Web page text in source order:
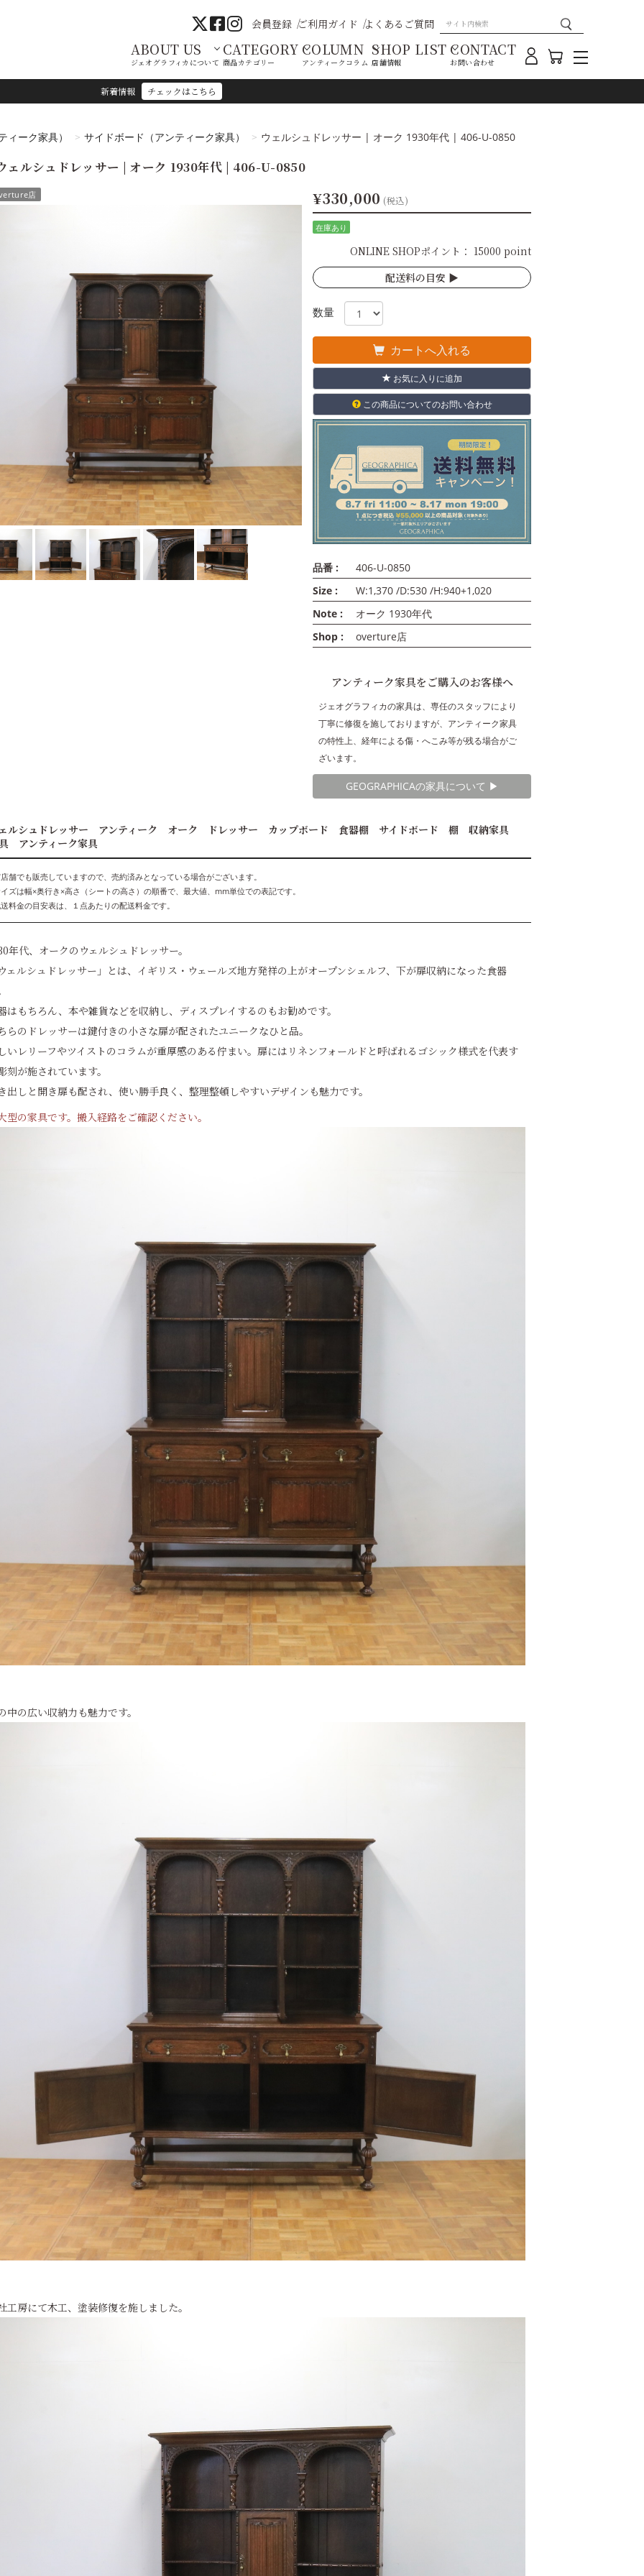
新着情報 チェックはこちら
会員登録 ご利用ガイド よくあるご質問
ABOUT US
ジェオグラフィカについて
CATEGORY
商品カテゴリー
COLUMN
アンティークコラム
SHOP LIST
店舗情報
CONTACT
お問い合わせ
ーク家具） サイドボード（アンティーク家具） ウェルシュドレッサー | オーク 1930年代 | 406-U-0850
ェルシュドレッサー | オーク 1930年代 | 406-U-0850
店 ¥330,000 (税込)
在庫あり
ONLINE SHOPポイント： 15000 point
配送料の目安 ▶︎
数量
カートへ入れる
お気に入りに追加
この商品についてのお問い合わせ
品番 :
406-U-0850
Size :
W:1,370 /D:530 /H:940+1,020
Note :
オーク 1930年代
Shop :
overture店
アンティーク家具をご購入のお客様へ
ジェオグラフィカの家具は、専任のスタッフにより
丁寧に修復を施しておりますが、アンティーク家具
の特性上、経年による傷・へこみ等が残る場合がご
ざいます。
GEOGRAPHICAの家具について ▶︎
ルシュドレッサー アンティーク オーク ドレッサー カップボード 食器棚 サイドボード 棚 収納家具
アンティーク家具
舗でも販売していますので、売約済みとなっている場合がございます。
ズは幅×奥行き×高さ（シートの高さ）の順番で、最大値、mm単位での表記です。
料金の目安表は、１点あたりの配送料金です。
年代、オークのウェルシュドレッサー。
ェルシュドレッサー」とは、イギリス・ウェールズ地方発祥の上がオープンシェルフ、下が扉収納になった食器
はもちろん、本や雑貨などを収納し、ディスプレイするのもお勧めです。
らのドレッサーは鍵付きの小さな扉が配されたユニークなひと品。
いレリーフやツイストのコラムが重厚感のある佇まい。扉にはリネンフォールドと呼ばれるゴシック様式を代表す
刻が施されています。
出しと開き扉も配され、使い勝手良く、整理整頓しやすいデザインも魅力です。
型の家具です。搬入経路をご確認ください。
中の広い収納力も魅力です。
工房にて木工、塗装修復を施しました。